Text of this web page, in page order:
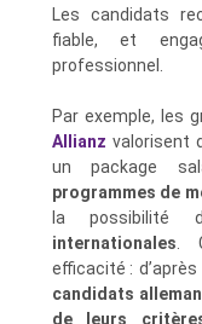
Les candidats
fiable, et
professionnel.
Par exemple, les
Allianz valorisent
un package
programmes de
la
internationales.
efficacité :
candidats
de leurs